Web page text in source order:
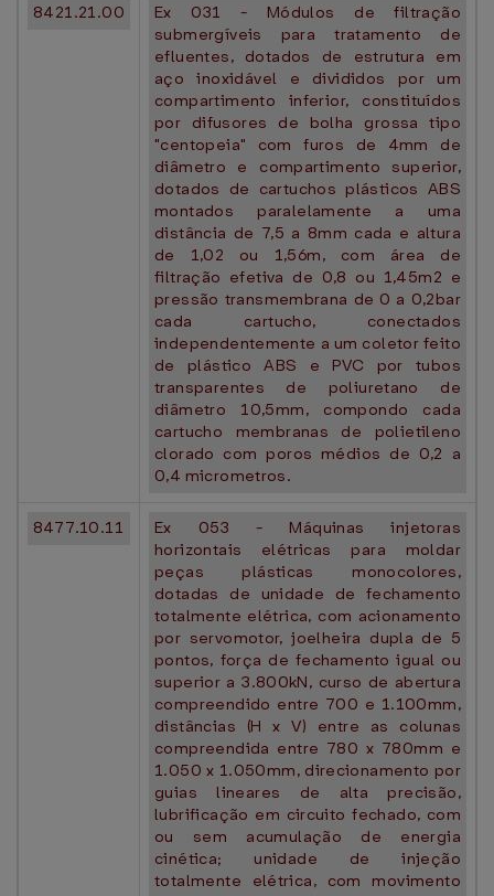
8421.21.00
Ex 031 - Módulos de filtração
submergíveis para tratamento de
efluentes, dotados de estrutura em
aço inoxidável e divididos por um
compartimento inferior, constituídos
por difusores de bolha grossa tipo
"centopeia" com furos de 4mm de
diâmetro e compartimento superior,
dotados de cartuchos plásticos ABS
montados paralelamente a uma
distância de 7,5 a 8mm cada e altura
de 1,02 ou 1,56m, com área de
filtração efetiva de 0,8 ou 1,45m2 e
pressão transmembrana de 0 a 0,2bar
cada cartucho, conectados
independentemente a um coletor feito
de plástico ABS e PVC por tubos
transparentes de poliuretano de
diâmetro 10,5mm, compondo cada
cartucho membranas de polietileno
clorado com poros médios de 0,2 a
0,4 micrometros.
8477.10.11
Ex 053 - Máquinas injetoras
horizontais elétricas para moldar
peças plásticas monocolores,
dotadas de unidade de fechamento
totalmente elétrica, com acionamento
por servomotor, joelheira dupla de 5
pontos, força de fechamento igual ou
superior a 3.800kN, curso de abertura
compreendido entre 700 e 1.100mm,
distâncias (H x V) entre as colunas
compreendida entre 780 x 780mm e
1.050 x 1.050mm, direcionamento por
guias lineares de alta precisão,
lubrificação em circuito fechado, com
ou sem acumulação de energia
cinética; unidade de injeção
totalmente elétrica, com movimento